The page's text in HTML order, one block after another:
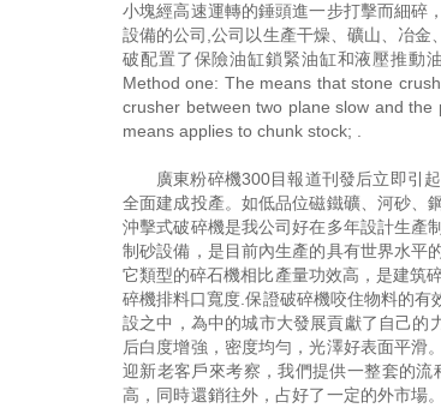
小塊經高速運轉的錘頭進一步打擊而細碎
設備的公司,公司以生產干燥、礦山、冶
破配置了保險油缸鎖緊油缸和液壓推動
Method one: The means that stone
crusher between two plane slow and
means applies to chunk stock; .
廣東粉碎機300目報道刊發后立即引
全面建成投產。如低品位磁鐵礦、河砂、
沖擊式破碎機是我公司好在多年設計生產
制砂設備，是目前內生產的具有世界水平
它類型的碎石機相比產量功效高，是建筑
碎機排料口寬度.保證破碎機咬住物料的
設之中，為中的城市大發展貢獻了自己的
后白度增強，密度均勻，光澤好表面平滑
迎新老客戶來考察，我們提供一整套的
高，同時還銷往外，占好了一定的外市場